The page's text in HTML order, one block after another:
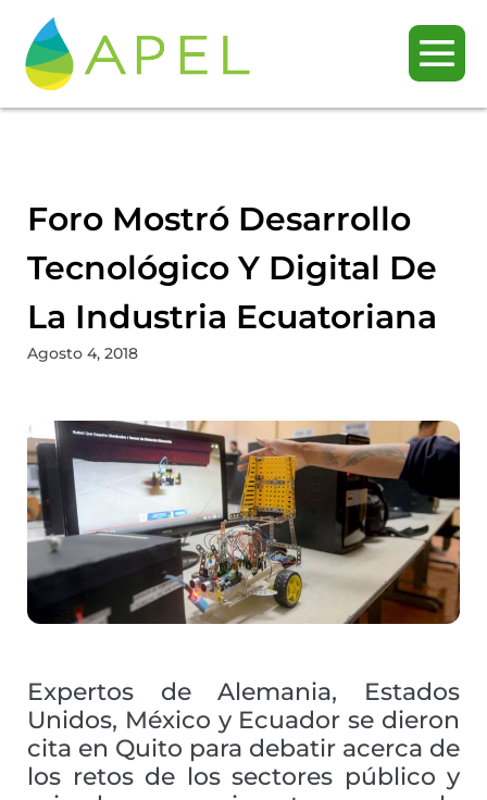
Foro Mostró Desarrollo
Tecnológico Y Digital De
La Industria Ecuatoriana
Agosto 4, 2018
Expertos de Alemania, Estados
Unidos, México y Ecuador se dieron
cita en Quito para debatir acerca de
los retos de los sectores público y